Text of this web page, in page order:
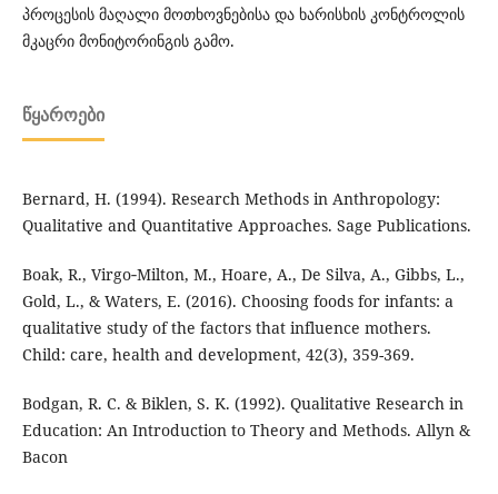
პროცესის მაღალი მოთხოვნებისა და ხარისხის კონტროლის
მკაცრი მონიტორინგის გამო.
ᲬᲧᲐᲠᲝᲔᲑᲘ
Bernard, H. (1994). Research Methods in Anthropology:
Qualitative and Quantitative Approaches. Sage Publications.
Boak, R., Virgo‐Milton, M., Hoare, A., De Silva, A., Gibbs, L.,
Gold, L., & Waters, E. (2016). Choosing foods for infants: a
qualitative study of the factors that influence mothers.
Child: care, health and development, 42(3), 359-369.
Bodgan, R. C. & Biklen, S. K. (1992). Qualitative Research in
Education: An Introduction to Theory and Methods. Allyn &
Bacon